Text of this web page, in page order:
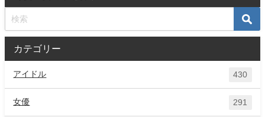
カテゴリー
アイドル 430
女優 291